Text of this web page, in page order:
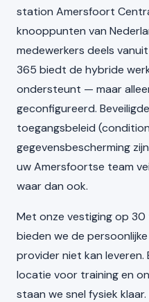
station Amersfoort
knooppunten van
medewerkers deels
365 biedt de hybride
ondersteunt — maar
geconfigureerd.
toegangsbeleid
gegevensbescherming
uw Amersfoortse team
waar dan ook.
Met onze vestiging op
bieden we de
provider niet kan leveren.
locatie voor training en
staan we snel fysiek